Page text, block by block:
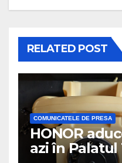
RELATED POST
COMUNICATELE DE PRESA
HONOR
azi în